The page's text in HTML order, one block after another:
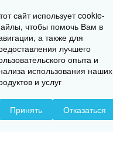
сайт использует cookie-
чтобы помочь Вам в
а также для
лучшего
опыта и
использования наших
и услуг
Принять Отказаться